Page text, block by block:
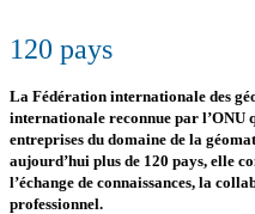
120 pays
La Fédération internationale des
internationale reconnue par l’ONU
entreprises du domaine de la
aujourd’hui plus de 120 pays, elle
l’échange de connaissances, la
professionnel.